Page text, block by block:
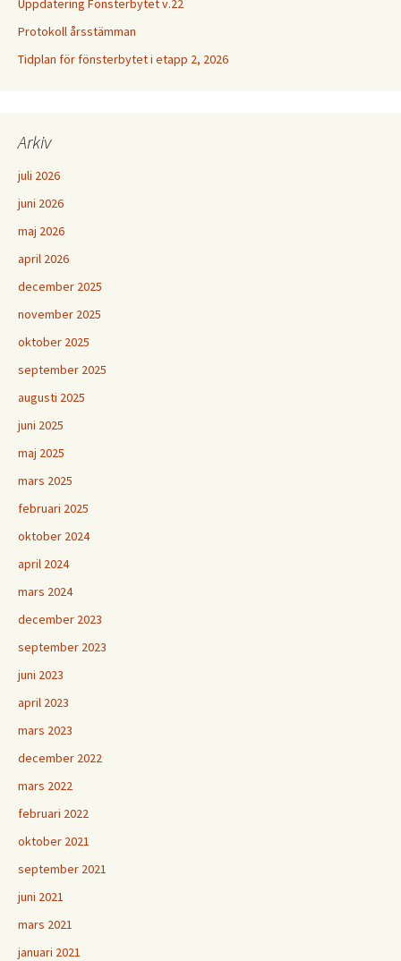
Uppdatering Fönsterbytet v.22
Protokoll årsstämman
Tidplan för fönsterbytet i etapp 2, 2026
Arkiv
juli 2026
juni 2026
maj 2026
april 2026
december 2025
november 2025
oktober 2025
september 2025
augusti 2025
juni 2025
maj 2025
mars 2025
februari 2025
oktober 2024
april 2024
mars 2024
december 2023
september 2023
juni 2023
april 2023
mars 2023
december 2022
mars 2022
februari 2022
oktober 2021
september 2021
juni 2021
mars 2021
januari 2021